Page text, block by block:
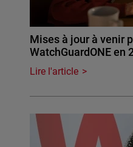
Mises à jour à venir
WatchGuardONE en
Lire l'article